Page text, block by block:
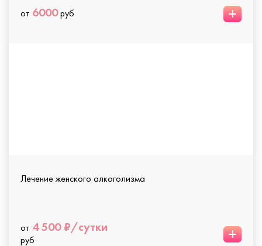
от 6000руб +
Лечение женского алкоголизма
от 4 500 ₽/сутки
руб +